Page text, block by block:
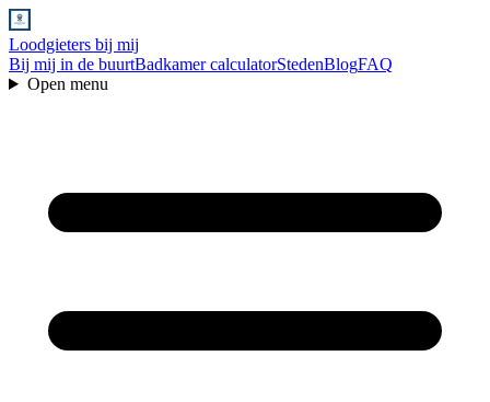
Loodgieters bij mij
Bij mij in de buurtBadkamer calculatorStedenBlogFAQ
Open menu